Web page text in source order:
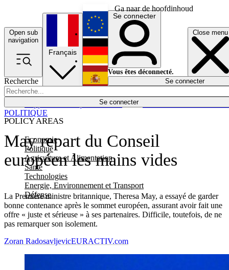
Ga naar de hoofdinhoud
Open sub
navigation
Close menu
Recherche
Se connecter
POLICY AREAS
Economie
Politique
Agriculture et Alimentation
Santé
Technologies
Energie, Environnement et Transport
Défense
Économie
Français
English
Deutsch
Español
Se connecter
Vous êtes déconnecté.
Se connecter
May repart du Conseil
européen les mains vides
La Première ministre britannique, Theresa May, a essayé de garder
bonne contenance après le sommet européen, assurant avoir fait une
offre « juste et sérieuse » à ses partenaires. Difficile, toutefois, de ne
pas remarquer son isolement.
POLITIQUE
Zoran RadosavljevicEURACTIV.com